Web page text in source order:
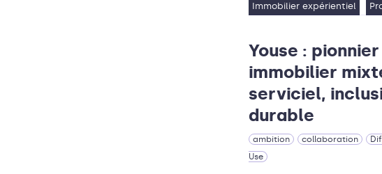
Immobilier expérientiel
Youse : pionnier
immobilier
serviciel,
durable
ambition collaboration
Use